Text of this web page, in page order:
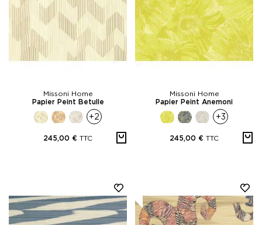
Missoni Home
Papier Peint Betulle
+2
245,00 € TTC
Missoni Home
Papier Peint Anemoni
+3
245,00 € TTC